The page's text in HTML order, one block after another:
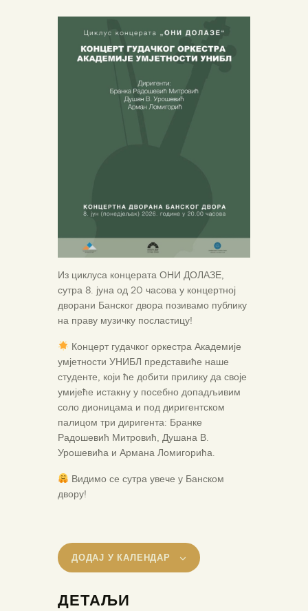
Из циклуса концерата ОНИ ДОЛАЗЕ,
сутра 8. јуна од 20 часова у концертној
дворани Банског двора позивамо публику
на праву музичку посластицу!
Концерт гудачког оркестра Академије
умјетности УНИБЛ представиће наше
студенте, који ће добити прилику да своје
умијеће истакну у посебно допадљивим
соло дионицама и под диригентском
палицом три диригента: Бранке
Радошевић Митровић, Душана В.
Урошевића и Армана Ломигорића.
Видимо се сутра увече у Банском
двору!
ДОДАЈ У КАЛЕНДАР
ДЕТАЉИ